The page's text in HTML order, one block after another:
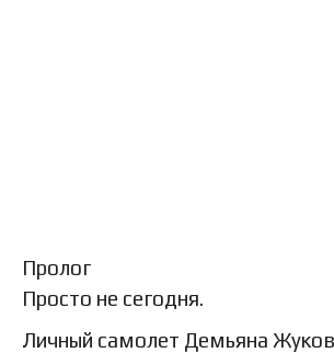
Пролог
Просто не сегодня.
Личный самолет Демьяна